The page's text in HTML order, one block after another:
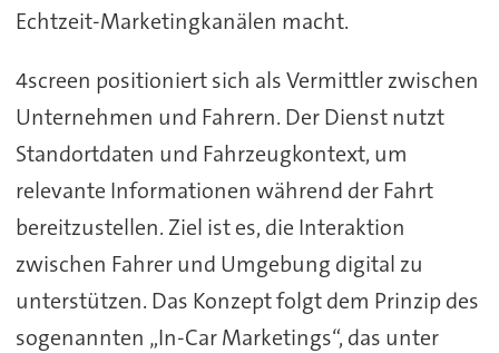
Echtzeit-Marketingkanälen macht.
4screen positioniert sich als Vermittler zwischen
Unternehmen und Fahrern. Der Dienst nutzt
Standortdaten und Fahrzeugkontext, um
relevante Informationen während der Fahrt
bereitzustellen. Ziel ist es, die Interaktion
zwischen Fahrer und Umgebung digital zu
unterstützen. Das Konzept folgt dem Prinzip des
sogenannten „In-Car Marketings“, das unter